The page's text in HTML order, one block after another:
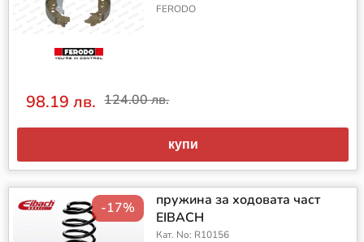
FERODO
98.19 лв. 124.00 лв.
купи
-17%
пружина за ходовата част
EIBACH
Кат. No: R10156